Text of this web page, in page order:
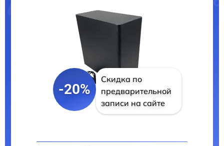
-20%
Скидка по
предварительной
записи на сайте